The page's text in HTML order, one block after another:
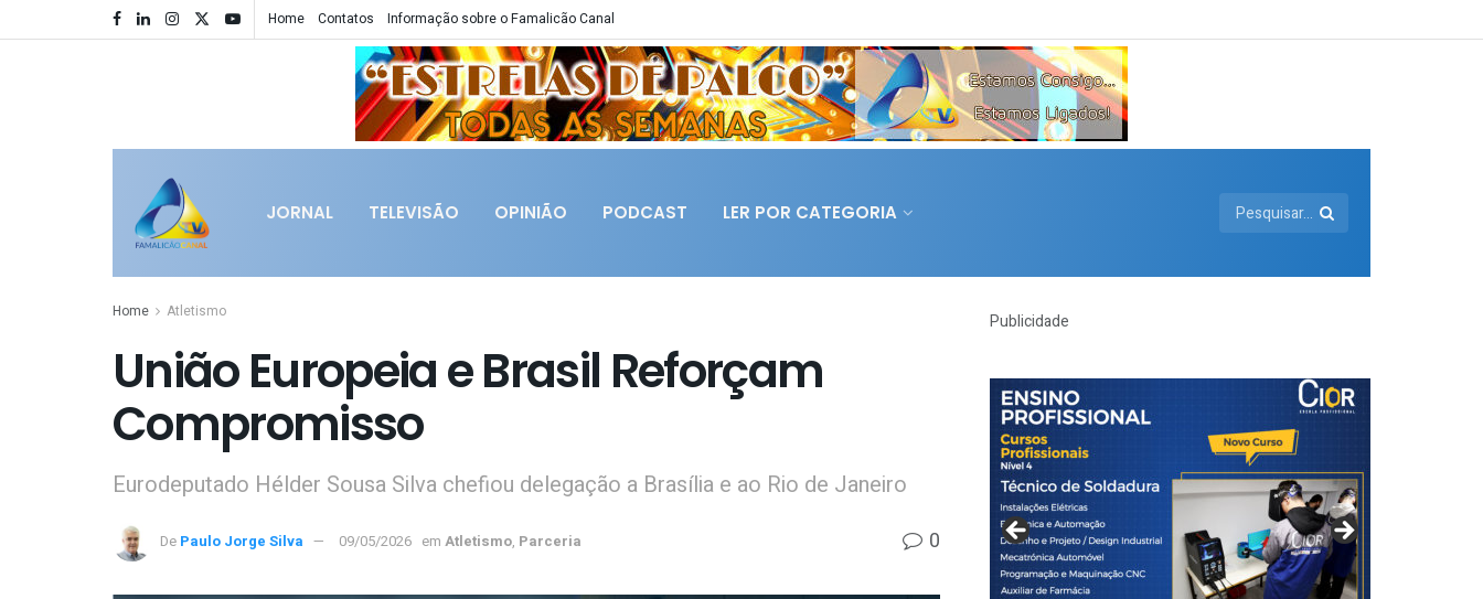
Home Contatos Informação sobre o Famalicão Canal
JORNAL TELEVISÃO OPINIÃO PODCAST LER POR CATEGORIA
Home Atletismo
União Europeia e Brasil Reforçam
Compromisso
Eurodeputado Hélder Sousa Silva chefiou delegação a Brasília e ao Rio de Janeiro
De Paulo Jorge Silva 09/05/2026 em Atletismo, Parceria 0
Publicidade